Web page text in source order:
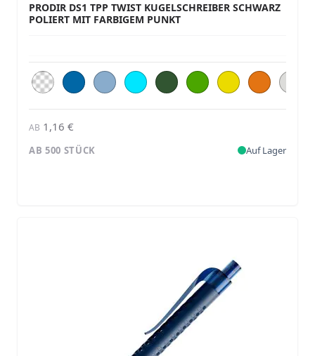
PRODIR DS1 TPP TWIST KUGELSCHREIBER SCHWARZ
POLIERT MIT FARBIGEM PUNKT
AB 1,16 €
AB 500 STÜCK Auf Lager